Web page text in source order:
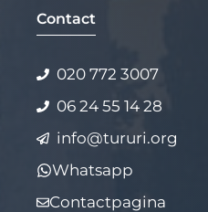
Alternative:
Contact
020 772 3007
06 24 55 14 28
info@tururi.org
Whatsapp
Contactpagina